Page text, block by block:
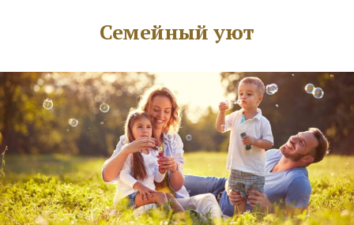
Семейный уют